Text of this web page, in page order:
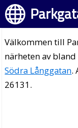
Välkommen till
närheten av
Södra Långgatan.
26131.